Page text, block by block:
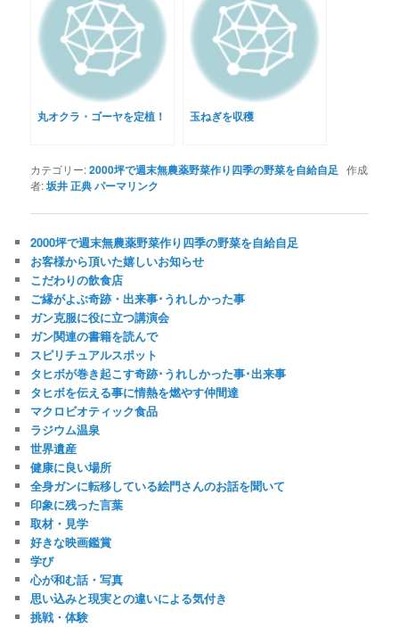
丸オクラ・ゴーヤを定植！ 玉ねぎを収穫
カテゴリー:2000坪で週末無農薬野菜作り四季の野菜を自給自足 作成
者:坂井 正典パーマリンク
2000坪で週末無農薬野菜作り四季の野菜を自給自足
お客様から頂いた嬉しいお知らせ
こだわりの飲食店
ご縁がよぶ奇跡・出来事･うれしかった事
ガン克服に役に立つ講演会
ガン関連の書籍を読んで
スピリチュアルスポット
タヒボが巻き起こす奇跡･うれしかった事･出来事
タヒボを伝える事に情熱を燃やす仲間達
マクロビオティック食品
ラジウム温泉
世界遺産
健康に良い場所
全身ガンに転移している絵門さんのお話を聞いて
印象に残った言葉
取材・見学
好きな映画鑑賞
学び
心が和む話・写真
思い込みと現実との違いによる気付き
挑戦・体験